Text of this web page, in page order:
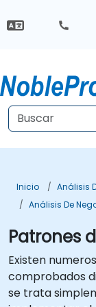
Inicio
Análisis
Análisis De
Patrones
Existen
comprobados
se trata